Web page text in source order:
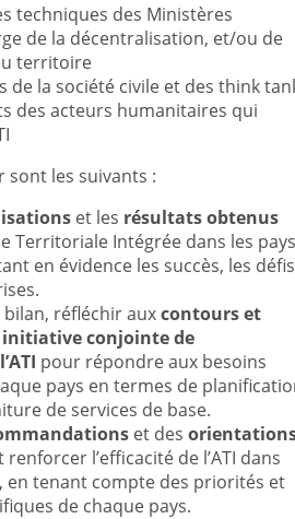
techniques des Ministères
de la décentralisation, et/ou de
territoire
de la société civile et des think
des acteurs humanitaires qui
sont les suivants :
et les résultats obtenus
Territoriale Intégrée dans les pays
en évidence les succès, les défis
bilan, réfléchir auxcontours et
initiative conjointe de
pour répondre aux besoins
pays en termes de
de services de base.
et des
l’efficacité de l’ATI dans
en tenant compte des priorités et
de chaque pays.